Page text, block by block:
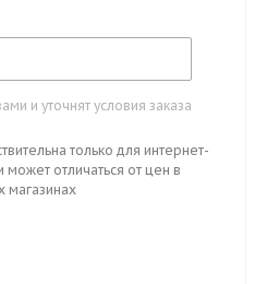
и уточнят условия заказа
только для интернет-
может отличаться от цен в
магазинах